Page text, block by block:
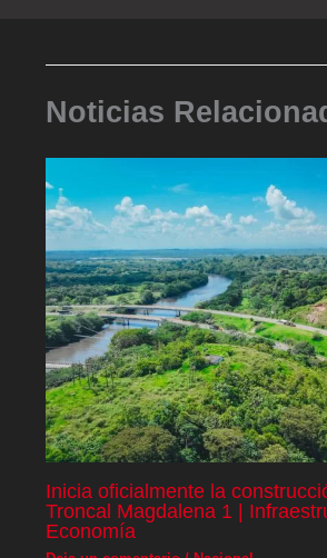
Noticias
Inicia oficialmente la
Troncal Magdalena 1 |
Economía